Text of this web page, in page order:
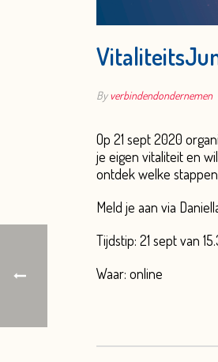
Byverbindendondernemen
Op 21 sept 2020
je eigen vitaliteit en
ontdek welke
Meld je aan via
Tijdstip: 21 sept van
Waar: online